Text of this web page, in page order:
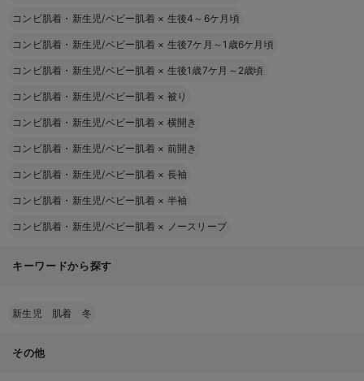
コンビ肌着・新生児/ベビー肌着 × 生後4～6ケ月頃
コンビ肌着・新生児/ベビー肌着 × 生後7ケ月～1歳6ケ月頃
コンビ肌着・新生児/ベビー肌着 × 生後1歳7ケ月～2歳頃
コンビ肌着・新生児/ベビー肌着 × 被り
コンビ肌着・新生児/ベビー肌着 × 横開き
コンビ肌着・新生児/ベビー肌着 × 前開き
コンビ肌着・新生児/ベビー肌着 × 長袖
コンビ肌着・新生児/ベビー肌着 × 半袖
コンビ肌着・新生児/ベビー肌着 × ノースリーブ
キーワードから探す
新生児 肌着 冬
その他